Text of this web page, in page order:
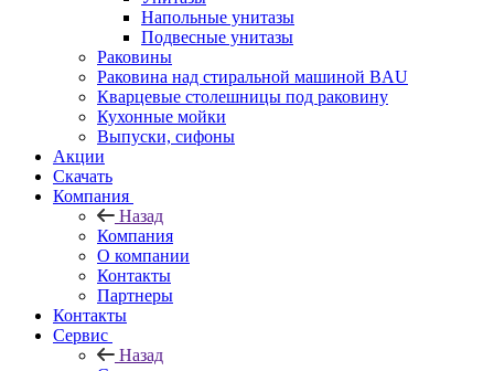
Напольные унитазы
Подвесные унитазы
Раковины
Раковина над стиральной машиной BAU
Кварцевые столешницы под раковину
Кухонные мойки
Выпуски, сифоны
Акции
Скачать
Компания
Назад
Компания
О компании
Контакты
Партнеры
Контакты
Сервис
Назад